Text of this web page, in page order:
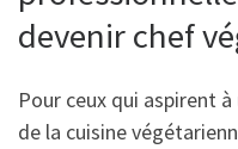
devenir chef
Pour ceux qui aspirent
de la cuisine